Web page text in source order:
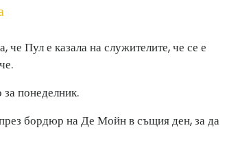
Пул е казала на служителите, че се е
понеделник.
бордюр на Де Мойн в същия ден, за да